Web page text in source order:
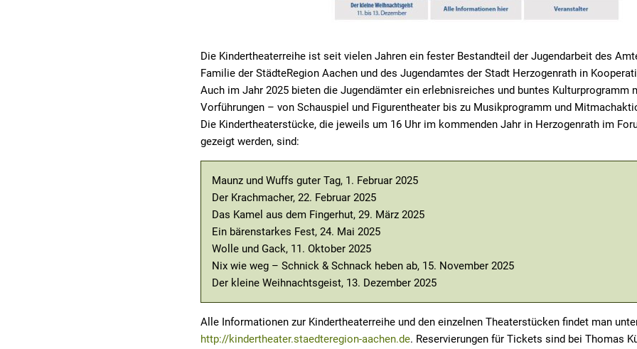
Die Kindertheaterreihe ist seit vielen Jahren ein fester Bestandteil der Jugendarbeit des
Familie der StädteRegion Aachen und des Jugendamtes der Stadt Herzogenrath in
Auch im Jahr 2025 bieten die Jugendämter ein erlebnisreiches und buntes Kulturprogramm
Vorführungen – von Schauspiel und Figurentheater bis zu Musikprogramm und
Die Kindertheaterstücke, die jeweils um 16 Uhr im kommenden Jahr in Herzogenrath im
gezeigt werden, sind:
Maunz und Wuffs guter Tag, 1. Februar 2025
Der Krachmacher, 22. Februar 2025
Das Kamel aus dem Fingerhut, 29. März 2025
Ein bärenstarkes Fest, 24. Mai 2025
Wolle und Gack, 11. Oktober 2025
Nix wie weg – Schnick & Schnack heben ab, 15. November 2025
Der kleine Weihnachtsgeist, 13. Dezember 2025
Alle Informationen zur Kindertheaterreihe und den einzelnen Theaterstücken findet man
http://kindertheater.staedteregion-aachen.de. Reservierungen für Tickets sind bei Thomas